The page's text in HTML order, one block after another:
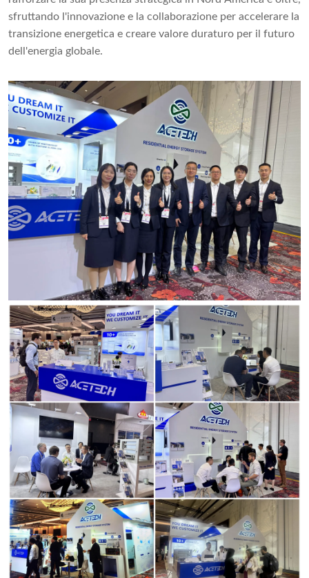
sfruttando l'innovazione e la collaborazione per accelerare la
transizione energetica e creare valore duraturo per il futuro
dell'energia globale.